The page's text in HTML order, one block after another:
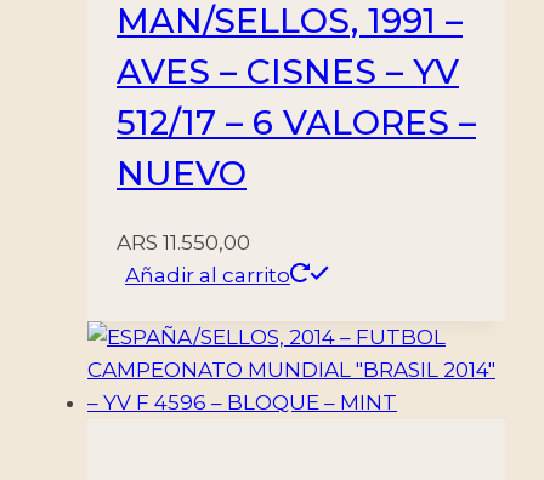
MAN/SELLOS, 1991 –
AVES – CISNES – YV
512/17 – 6 VALORES –
NUEVO
ARS 11.550,00
Añadir al carrito